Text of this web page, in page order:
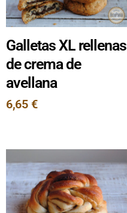
Galletas XL rellenas
de crema de
avellana
6,65 €